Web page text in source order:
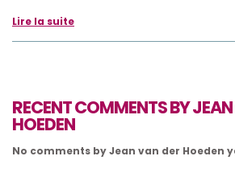
Lire la suite
RECENT COMMENTS BY
HOEDEN
No comments by Jean van der Hoeden